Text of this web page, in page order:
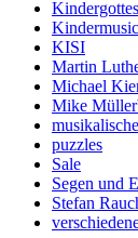
KISI
Martin
Michael
Mike
puzzles
Sale
Segen und
Stefan